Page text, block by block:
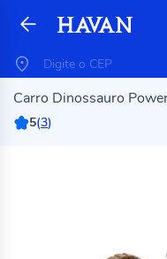
Carro Dinossauro
5(3)